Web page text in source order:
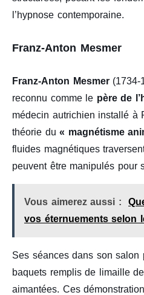
l’hypnose contemporaine.
Franz-Anton Mesmer
Franz-Anton Mesmer(1734-
reconnu comme le père de
médecin autrichien installé à
théorie du« magnétisme
fluides magnétiques
peuvent être manipulés pour
Vous aimerez aussi :
vos éternuements selon
Ses séances dans son salon
baquets remplis de limaille
aimantées. Ces